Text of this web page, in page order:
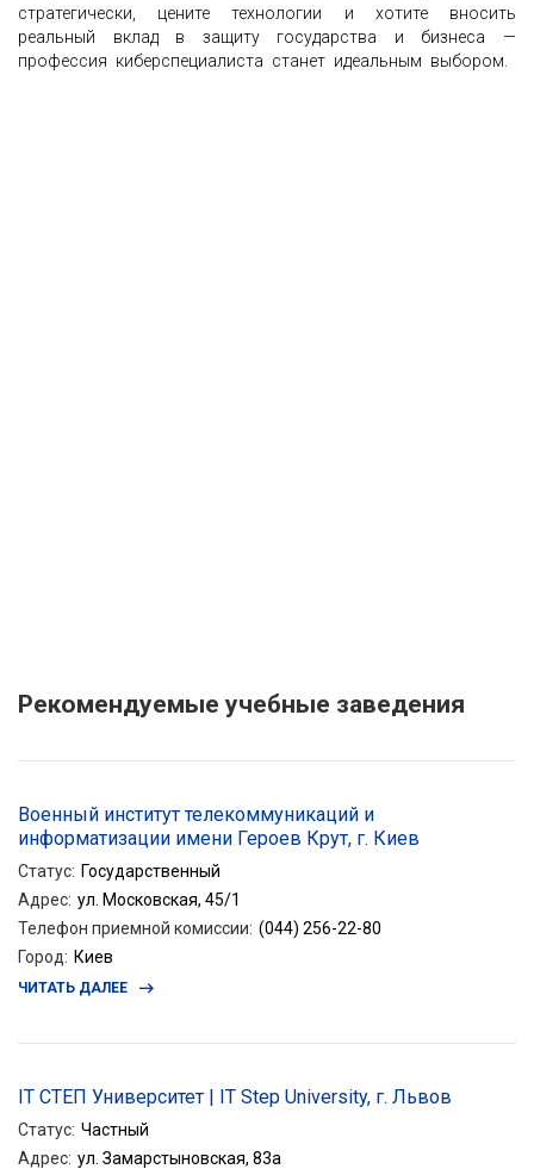
стратегически, цените технологии и хотите вносить
реальный вклад в защиту государства и бизнеса —
профессия киберспециалиста станет идеальным выбором.
Рекомендуемые учебные заведения
Военный институт телекоммуникаций и
информатизации имени Героев Крут, г. Киев
Статус: Государственный
Адрес: ул. Московская, 45/1
Телефон приемной комиссии: (044) 256-22-80
Город: Киев
ЧИТАТЬ ДАЛЕЕ
IТ СТЕП Университет | IT Step University, г. Львов
Статус: Частный
Адрес: ул. Замарстыновская, 83а